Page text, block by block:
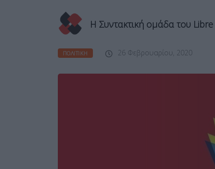
Η Συντακτική ομάδα του Libre
ΠΟΛΙΤΙΚΉ 26 Φεβρουαρίου, 2020